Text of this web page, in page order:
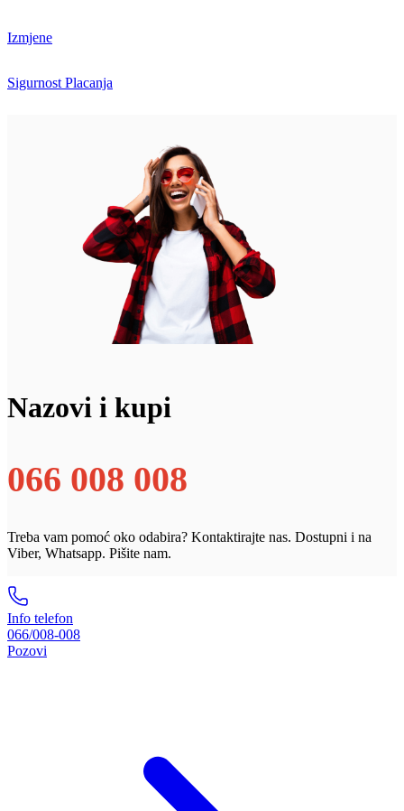
Izmjene
Sigurnost Placanja
Nazovi i kupi
066 008 008
Treba vam pomoć oko odabira? Kontaktirajte nas. Dostupni i na
Viber, Whatsapp. Pišite nam.
Info telefon
066/008-008
Pozovi